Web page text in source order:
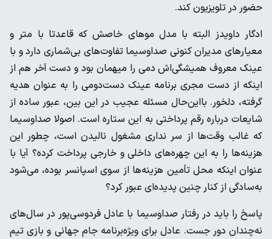
حضور در تلویزیون کند.
ادگار داویدز البته با مدل مو‌های خاصش که قاعدتا با متر و
معیار‌های مدیران کنونی صداوسیما تفاوت‌های بی‌شماری دارد و با
عینک معروف همیشگی‌اش دمی را میهمان بود و دست آخر هم از
اینکه از دست مجری برنامه عینک دست‌دومی را به عنوان هدیه
گرفته، دلخور. با‌این‌حال مسئله عجیب در این بین، عبور ساده از
شایعات درباره رقم پرداختی به این ستاره است. اصولا صداوسیما
که غالب وقت‌ها از سر نداری مشغول نالیدن است، چطور این
هزینه‌ها را به این چهره‌های داخلی و خارجی پرداخت کرده؟ آیا با
عنوان اینکه محل تأمین هزینه‌ها از سوی اسپانسر بوده، می‌شود
به‌سادگی از کنار چنین پدیده‌ای عبور کرد؟
پاسخ را باید در رفتار صداوسیما با عادل فردوسی‌پور در سال‌های
نه‌چندان دور جست. عادل برای ویژه‌برنامه جام جهانی و بازی تیم